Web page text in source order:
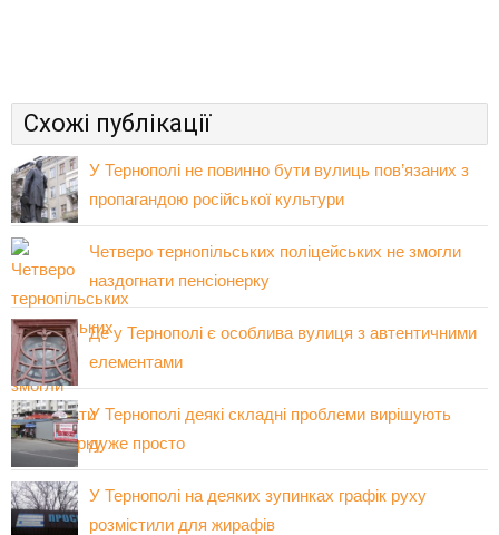
Схожі публікації
У Тернополі не повинно бути вулиць пов’язаних з
пропагандою російської культури
Четверо тернопільських поліцейських не змогли
наздогнати пенсіонерку
Де у Тернополі є особлива вулиця з автентичними
елементами
У Тернополі деякі складні проблеми вирішують
дуже просто
У Тернополі на деяких зупинках графік руху
розмістили для жирафів